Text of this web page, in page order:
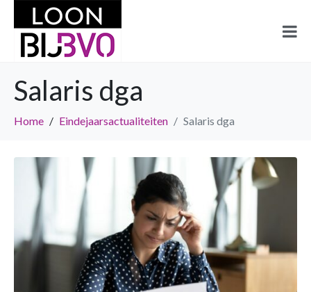
Salaris dga
Home Eindejaarsactualiteiten Salaris dga